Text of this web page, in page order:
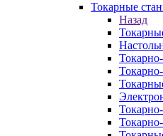
Токарные
Назад